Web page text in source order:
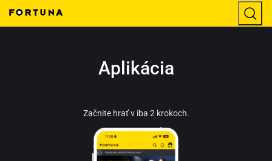
Aplikácia
Začnite hrať v iba 2 krokoch.